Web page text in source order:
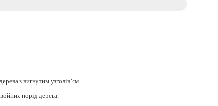
з вигнутим узголів’ям.
порід дерева.